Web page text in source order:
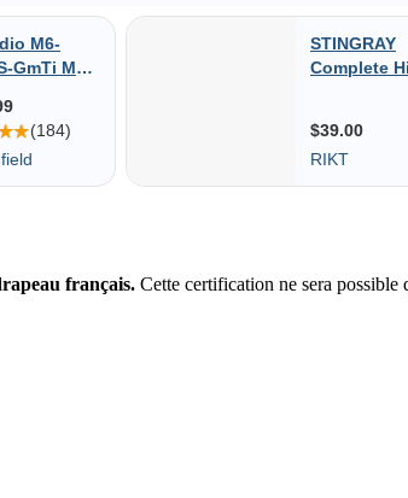
français. Cette certification ne sera possible